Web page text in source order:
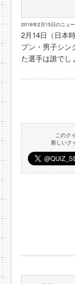
2016年2月15日のニュ
2月14日（日本
プン・男子シン
た選手は誰でし
このク
新しいク